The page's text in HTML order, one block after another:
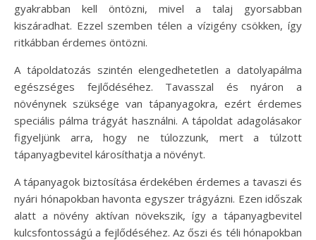
gyakrabban kell öntözni, mivel a talaj gyorsabban
kiszáradhat. Ezzel szemben télen a vízigény csökken, így
ritkábban érdemes öntözni.
A tápoldatozás szintén elengedhetetlen a datolyapálma
egészséges fejlődéséhez. Tavasszal és nyáron a
növénynek szüksége van tápanyagokra, ezért érdemes
speciális pálma trágyát használni. A tápoldat adagolásakor
figyeljünk arra, hogy ne túlozzunk, mert a túlzott
tápanyagbevitel károsíthatja a növényt.
A tápanyagok biztosítása érdekében érdemes a tavaszi és
nyári hónapokban havonta egyszer trágyázni. Ezen időszak
alatt a növény aktívan növekszik, így a tápanyagbevitel
kulcsfontosságú a fejlődéséhez. Az őszi és téli hónapokban